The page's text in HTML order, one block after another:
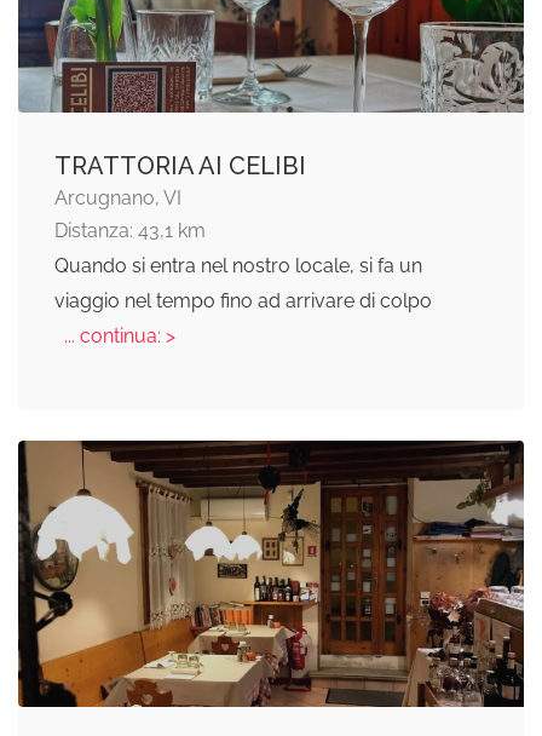
TRATTORIA AI CELIBI
Arcugnano, VI
Distanza: 43,1 km
Quando si entra nel nostro locale, si fa un
viaggio nel tempo fino ad arrivare di colpo
... continua: >